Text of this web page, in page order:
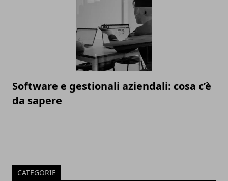
Software e gestionali aziendali: cosa c’è
da sapere
CATEGORIE